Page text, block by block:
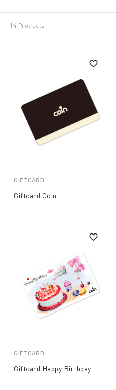
14 Products
GIFTCARD
Giftcard Coin
GIFTCARD
Giftcard Happy Birthday